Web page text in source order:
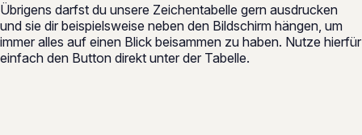
Übrigens darfst du unsere Zeichentabelle gern ausdrucken
und sie dir beispielsweise neben den Bildschirm hängen, um
immer alles auf einen Blick beisammen zu haben. Nutze hierfür
einfach den Button direkt unter der Tabelle.